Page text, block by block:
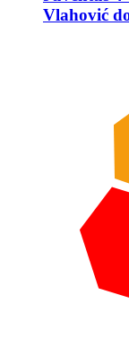
Vlahović